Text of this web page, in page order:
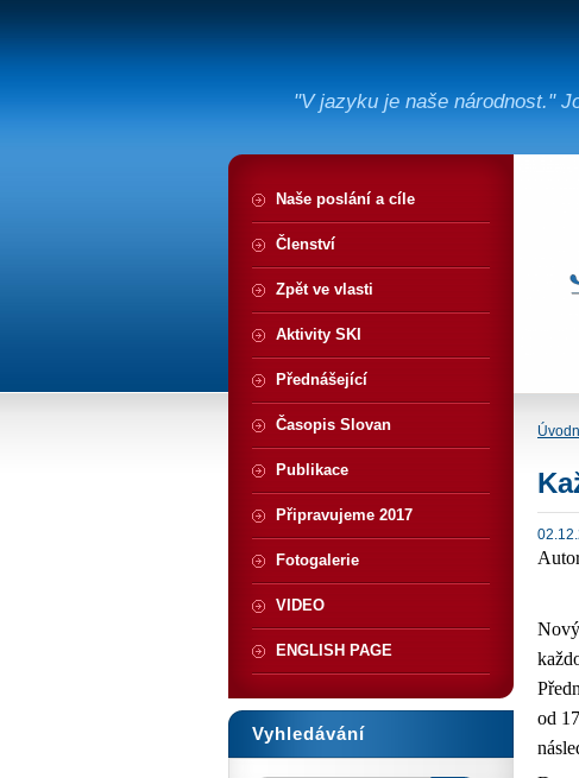
"V jazyku je naše národnost."
od
Naše poslání a cíle
Členství
Zpět ve vlasti
Aktivity SKI
Přednášející
Časopis Slovan
Publikace
Připravujeme 2017
Fotogalerie
VIDEO
ENGLISH PAGE
Vyhledávání